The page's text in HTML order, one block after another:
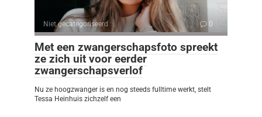
Niet gecategoriseerd 0
Met een zwangerschapsfoto spreekt
ze zich uit voor eerder
zwangerschapsverlof
Nu ze hoogzwanger is en nog steeds fulltime werkt, stelt
Tessa Heinhuis zichzelf een